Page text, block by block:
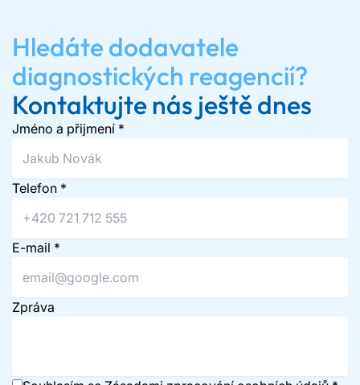
Hledáte dodavatele
diagnostických reagencií?
Kontaktujte nás ještě dnes
Jméno a přijmení *
Telefon *
E-mail *
Zpráva